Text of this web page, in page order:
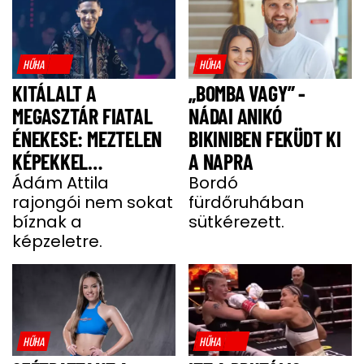
HŰHA
KITÁLALT A
MEGASZTÁR FIATAL
ÉNEKESE: MEZTELEN
KÉPEKKEL
HALMOZZÁK EL A
RAJONGÓI
Ádám Attila
rajongói nem sokat
bíznak a
képzeletre.
HŰHA
„BOMBA VAGY” -
NÁDAI ANIKÓ
BIKINIBEN FEKÜDT KI
A NAPRA
Bordó
fürdőruhában
sütkérezett.
HŰHA HŰHA